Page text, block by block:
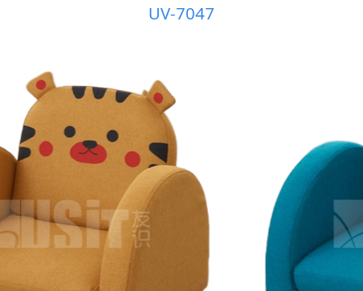
UV-7047